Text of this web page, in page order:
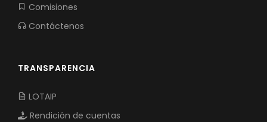
Comisiones
Contáctenos
TRANSPARENCIA
LOTAIP
Rendición de cuentas